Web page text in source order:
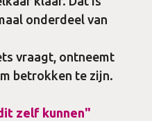
onderdeel van
vraagt, ontneemt
betrokken te zijn.
zelf kunnen"